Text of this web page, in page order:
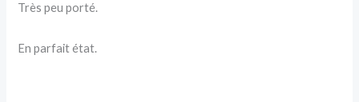
Très peu porté.
En parfait état.